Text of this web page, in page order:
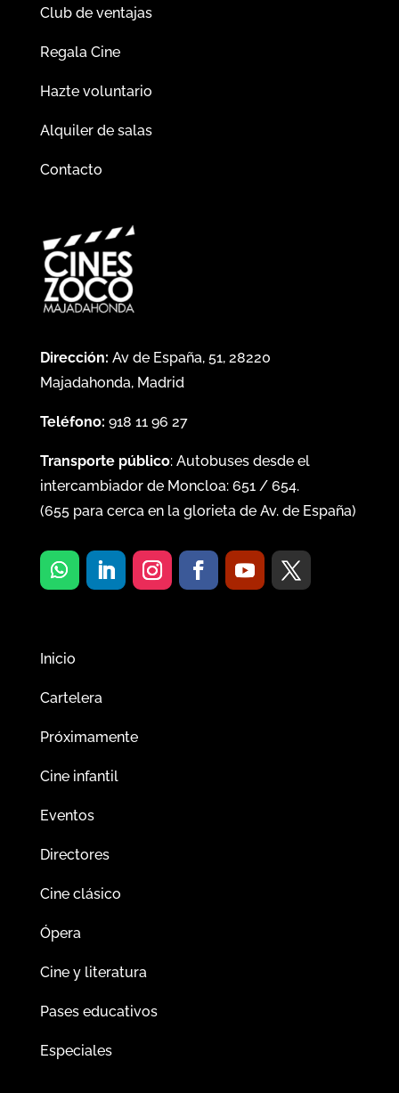
Club de ventajas
Regala Cine
Hazte voluntario
Alquiler de salas
Contacto
Dirección: Av de España, 51, 28220
Majadahonda, Madrid
Teléfono: 918 11 96 27
Transporte público: Autobuses desde el
intercambiador de Moncloa: 651/ 654.
(655para cerca en la glorieta de Av. de España)
Inicio
Cartelera
Próximamente
Cine infantil
Eventos
Directores
Cine clásico
Ópera
Cine y literatura
Pases educativos
Especiales